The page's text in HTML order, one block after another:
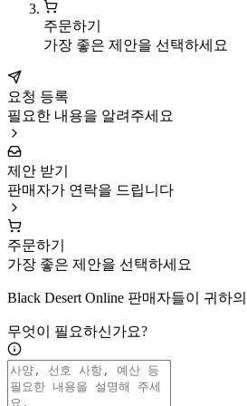
주문하기
가장 좋은 제안을 선택하세요
요청 등록
필요한 내용을 알려주세요
제안 받기
판매자가 연락을 드립니다
주문하기
가장 좋은 제안을 선택하세요
Black Desert Online 판매자들이 귀하
무엇이 필요하신가요?